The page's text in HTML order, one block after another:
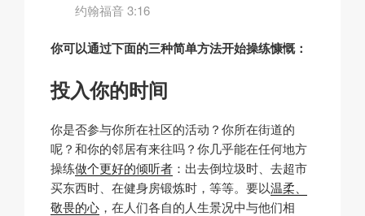
约翰福音 3:16
你可以通过下面的三种简单方法开始操练慷慨：
投入你的时间
你是否参与你所在社区的活动？你所在街道的
呢？和你的邻居有来往吗？你几乎能在任何地方
操练做个更好的倾听者 ：出去倒垃圾时、去超市
买东西时、在健身房锻炼时，等等。要以温柔、
敬畏的心 ，在人们各自的人生景况中与他们相